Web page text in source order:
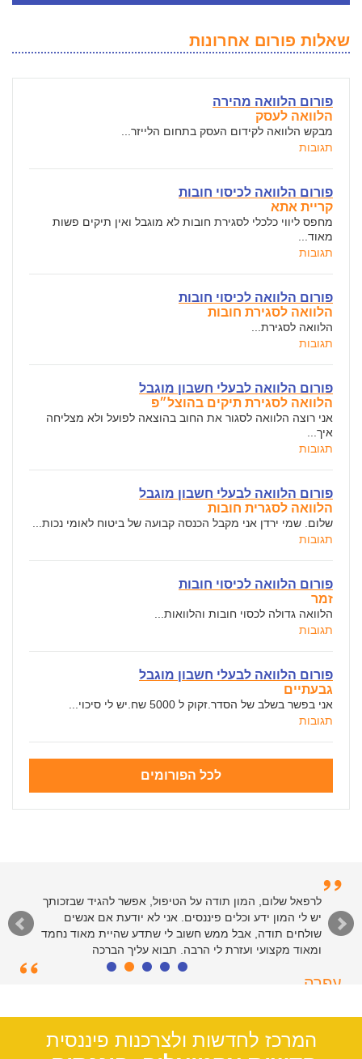
שאלות פורום אחרונות
פורום הלוואה מהירה
הלוואה לעסק
מבקש הלוואה לקידום העסק בתחום הלייזר...
תגובות
פורום הלוואה לכיסוי חובות
קריית אתא
מחפס ליווי כלכלי לסגירת חובות לא מוגבל ואין תיקים פשות
מאוד...
תגובות
פורום הלוואה לכיסוי חובות
הלוואה לסגירת חובות
הלוואה לסגירת...
תגובות
פורום הלוואה לבעלי חשבון מוגבל
הלוואה לסגירת תיקים בהוצל״פ
אני רוצה הלוואה לסגור את החוב בהוצאה לפועל ולא מצליחה
איך...
תגובות
פורום הלוואה לבעלי חשבון מוגבל
הלוואה לסגרית חובות
שלום. שמי ירדן אני מקבל הכנסה קבועה של ביטוח לאומי נכות...
תגובות
פורום הלוואה לכיסוי חובות
זמר
הלוואה גדולה לכסוי חובות והלוואות...
תגובות
פורום הלוואה לבעלי חשבון מוגבל
גבעתיים
אני בפשר בשלב של הסדר.זקוק ל 5000 שח.יש לי סיכוי...
תגובות
לכל הפורומים
לרפאל שלום, המון תודה על הטיפול, אפשר להגיד שבזכותך
יש לי המון ידע וכלים פיננסים. אני לא יודעת אם אנשים
שולחים תודה, אבל ממש חשוב לי שתדע שהיית מאוד נחמד
ומאוד מקצועי ועזרת לי הרבה. תבוא עליך הברכה
עפרה
המרכז לחדשות ולצרכנות פיננסית